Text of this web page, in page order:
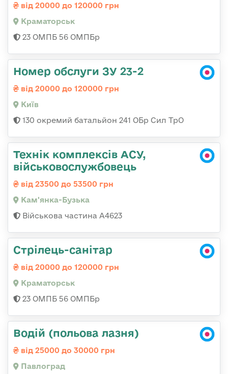
від 20000 до 120000 грн
Краматорськ
23 ОМПБ 56 ОМПБр
Номер обслуги ЗУ 23-2
від 20000 до 120000 грн
Київ
130 окремий батальйон 241 ОБр Сил ТрО
Технік комплексів АСУ,
військовослужбовець
від 23500 до 53500 грн
Кам'янка-Бузька
Військова частина А4623
Стрілець-санітар
від 20000 до 120000 грн
Краматорськ
23 ОМПБ 56 ОМПБр
Водій (польова лазня)
від 25000 до 30000 грн
Павлоград